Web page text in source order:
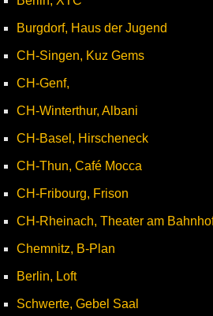
Burgdorf, Haus der Jugend
CH-Singen, Kuz Gems
CH-Genf,
CH-Winterthur, Albani
CH-Basel, Hirscheneck
CH-Thun, Café Mocca
CH-Fribourg, Frison
CH-Rheinach, Theater am
Chemnitz, B-Plan
Berlin, Loft
Schwerte, Gebel Saal